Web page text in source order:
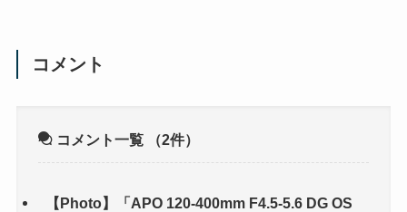
コメント
コメント一覧 （2件）
【Photo】「APO 120-400mm F4.5-5.6 DG OS